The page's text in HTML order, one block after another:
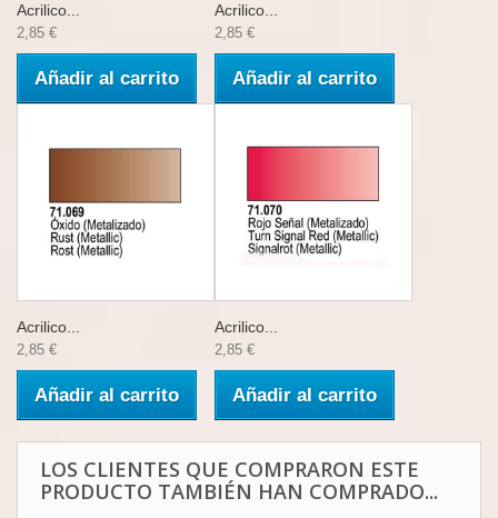
Acrilico...
2,85 €
Añadir al carrito
Acrilico...
2,85 €
Añadir al carrito
Acrilico...
2,85 €
Añadir al carrito
Acrilico...
2,85 €
Añadir al carrito
LOS CLIENTES QUE COMPRARON ESTE
PRODUCTO TAMBIÉN HAN COMPRADO...